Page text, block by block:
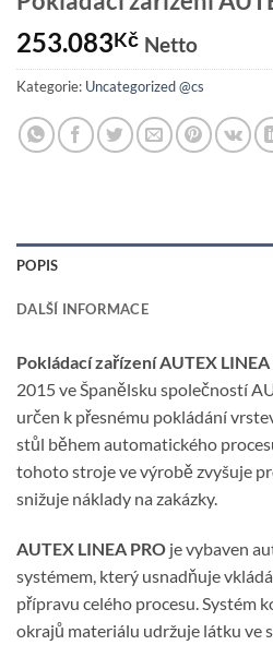
253.083Kč Netto
Kategorie: Uncategorized @cs
POPIS
DALŠÍ INFORMACE
Pokládací zařízení AUTEX LINEA
2015 ve Španělsku společností
určen k přesnému pokládání
stůl během automatického
tohoto stroje ve výrobě zvyšuje
snižuje náklady na zakázky.
AUTEX LINEA PRO je vybaven
systémem, který usnadňuje
přípravu celého procesu. Systém
okrajů materiálu udržuje látku ve